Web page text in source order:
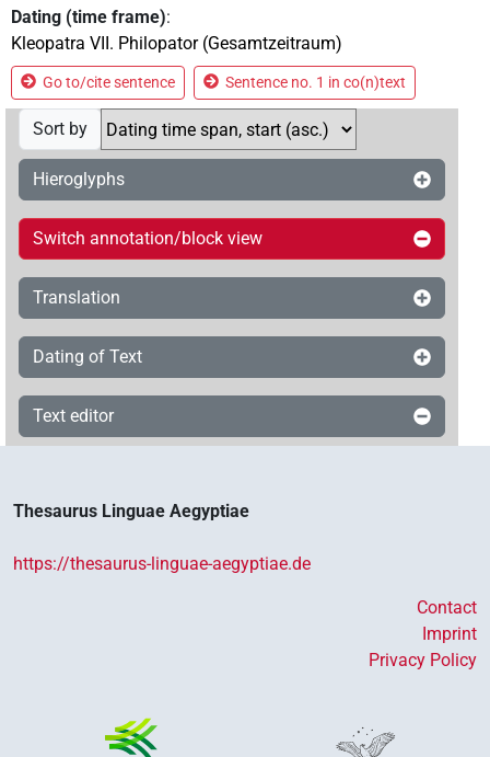
Dating (time frame):
Kleopatra VII. Philopator (Gesamtzeitraum)
Go to/cite sentence Sentence no. 1 in co(n)text
Sort by
Hieroglyphs
Switch annotation/block view
Translation
Dating of Text
Text editor
Thesaurus Linguae Aegyptiae
https://thesaurus-linguae-aegyptiae.de
Contact
Imprint
Privacy Policy